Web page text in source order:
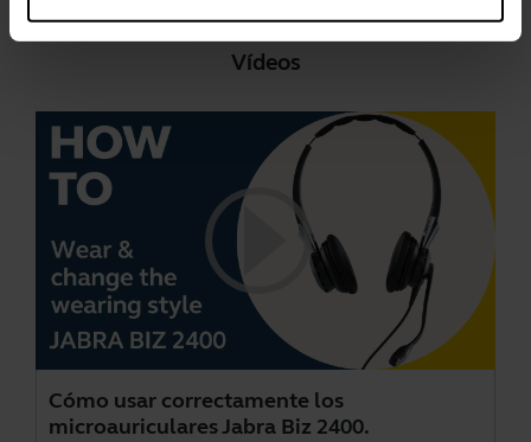
Vídeos
Cómo usar correctamente los
microauriculares Jabra Biz 2400.